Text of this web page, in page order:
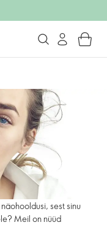
sest sinu
Meil on nüüd